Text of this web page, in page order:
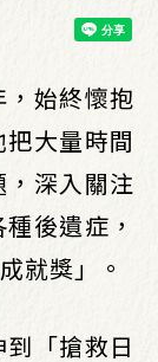
始終懷抱
大量時間
深入關注
後遺症，
就獎」。
「搶救日